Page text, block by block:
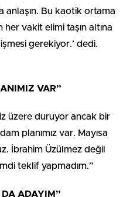
anlaşın. Bu kaotik ortama
vakit elimi taşın altına
gerekiyor.’ dedi.
VAR”
üzere duruyor ancak bir
planımız var. Mayısa
İbrahim Üzülmez değil
teklif yapmadım.”
DA ADAYIM”